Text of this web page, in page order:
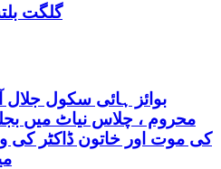
گلگت
بوائز ہائی سکول
محروم ، چلاس نیاٹ میں
کی موت اور خاتون ڈاکٹر کی